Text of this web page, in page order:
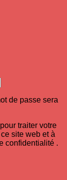
de passe sera
traiter votre
site web et à
confidentialité .